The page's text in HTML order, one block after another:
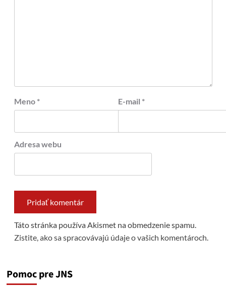
Meno * E-mail *
Adresa webu
Táto stránka používa Akismet na obmedzenie spamu.
Zistite, ako sa spracovávajú údaje o vašich komentároch.
Pomoc pre JNS